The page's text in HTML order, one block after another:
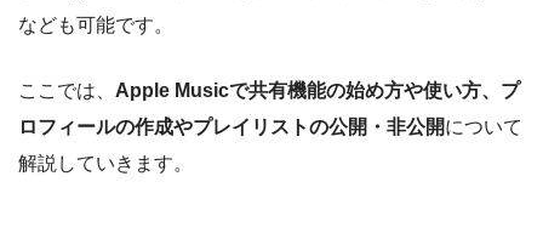
なども可能です。
ここでは、 Apple Musicで共有機能の始め方や使い方、プ
ロフィールの作成やプレイリストの公開・非公開について
解説していきます。